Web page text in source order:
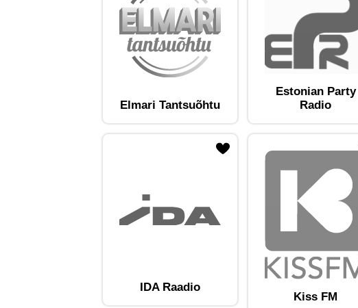
Elmari Tantsuõhtu
Estonian Party
Radio
IDA Raadio
Kiss FM
Lisa raadiojaam lemmikute hulkaLisa raadiojaam